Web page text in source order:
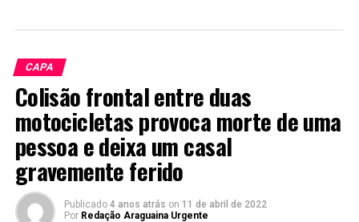
CAPA
Colisão frontal entre duas
motocicletas provoca morte de uma
pessoa e deixa um casal
gravemente ferido
Publicado 4 anos atrás on 11 de abril de 2022
Por Redação Araguaina Urgente